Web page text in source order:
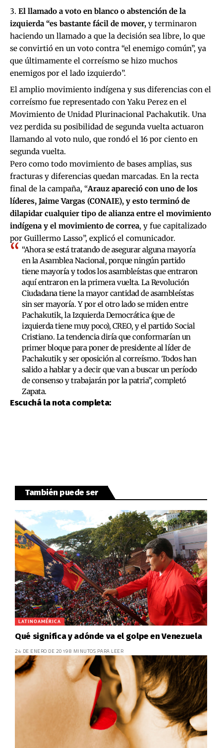
El llamado a voto en blanco o abstención de la
izquierda “es bastante fácil de mover, y terminaron
haciendo un llamado a que la decisión sea libre, lo que
se convirtió en un voto contra “el enemigo común”, ya
que últimamente el correísmo se hizo muchos
enemigos por el lado izquierdo”.
El amplio movimiento indígena y sus diferencias con el
correísmo fue representado con Yaku Perez en el
Movimiento de Unidad Plurinacional Pachakutik. Una
vez perdida su posibilidad de segunda vuelta actuaron
llamando al voto nulo, que rondó el 16 por ciento en
segunda vuelta.
Pero como todo movimiento de bases amplias, sus
fracturas y diferencias quedan marcadas. En la recta
final de la campaña, “Arauz apareció con uno de los
líderes, Jaime Vargas (CONAIE), y esto terminó de
dilapidar cualquier tipo de alianza entre el movimiento
indígena y el movimiento de correa, y fue capitalizado
por Guillermo Lasso”, explicó el comunicador.
“Ahora se está tratando de asegurar alguna mayoría
en la Asamblea Nacional, porque ningún partido
tiene mayoría y todos los asambleístas que entraron
aquí entraron en la primera vuelta. La Revolución
Ciudadana tiene la mayor cantidad de asambleístas
sin ser mayoría. Y por el otro lado se miden entre
Pachakutik, la Izquierda Democrática (que de
izquierda tiene muy poco), CREO, y el partido Social
Cristiano. La tendencia diría que conformarían un
primer bloque para poner de presidente al líder de
Pachakutik y ser oposición al correísmo. Todos han
salido a hablar y a decir que van a buscar un período
de consenso y trabajarán por la patria”, completó
Zapata.
Escuchá la nota completa:
También puede ser
LATINOAMÉRICA
Qué significa y adónde va el golpe en Venezuela
24 DE ENERO DE 20198 MINUTOS PARA LEER